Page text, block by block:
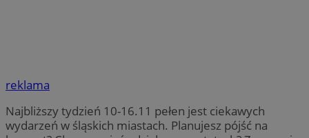
reklama
Najbliższy tydzień 10-16.11 pełen jest ciekawych
wydarzeń w śląskich miastach. Planujesz pójść na